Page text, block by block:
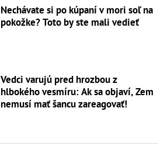
Nechávate si po kúpaní v mori soľ na
pokožke? Toto by ste mali vedieť
Vedci varujú pred hrozbou z
hlbokého vesmíru: Ak sa objaví, Zem
nemusí mať šancu zareagovať!